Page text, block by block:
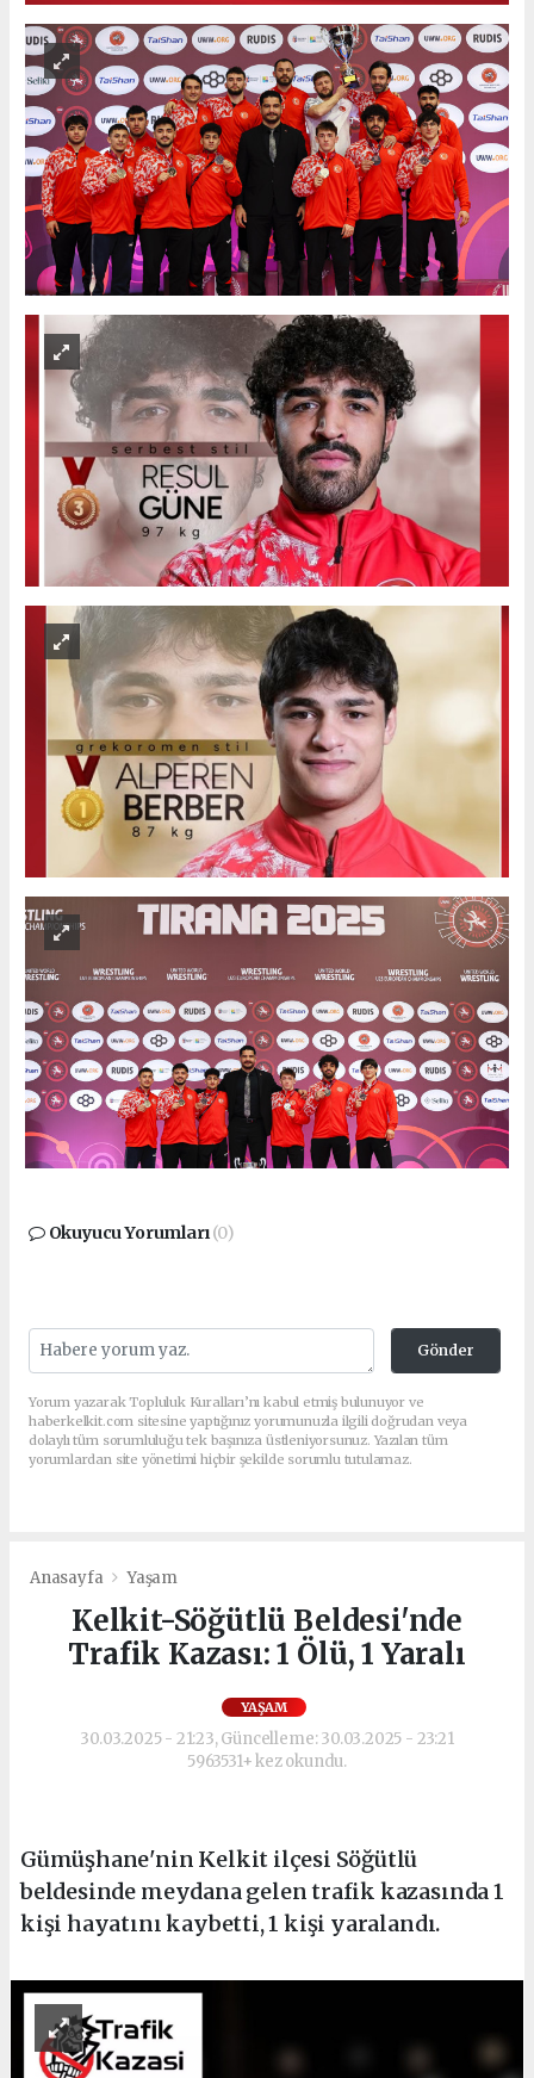
Okuyucu Yorumları(0)
Gönder
Yorum yazarak Topluluk Kuralları’nı kabul etmiş bulunuyor ve
haberkelkit.com sitesine yaptığınız yorumunuzla ilgili doğrudan veya
dolaylı tüm sorumluluğu tek başınıza üstleniyorsunuz. Yazılan tüm
yorumlardan site yönetimi hiçbir şekilde sorumlu tutulamaz.
Anasayfa Yaşam
Kelkit-Söğütlü Beldesi'nde
Trafik Kazası: 1 Ölü, 1 Yaralı
YAŞAM
30.03.2025 - 21:23, Güncelleme: 30.03.2025 - 23:21
5963531+ kez okundu.
Gümüşhane'nin Kelkit ilçesi Söğütlü
beldesinde meydana gelen trafik kazasında 1
kişi hayatını kaybetti, 1 kişi yaralandı.